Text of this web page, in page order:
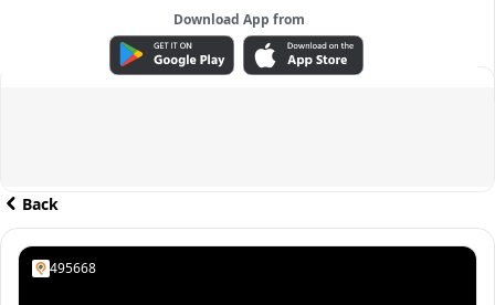
Download App from
ADVERTISEMENT
Back
495668